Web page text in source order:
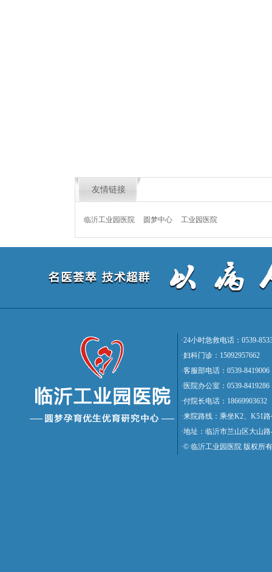
友情链接
临沂工业园医院 圆梦中心 工业园医院
·24小时急救电话：0539-
·妇科门诊：15092957662
·客服部电话：0539-8419006
·医院办公室：0539-8419286
·付院长电话：18669903632
·来院路线：乘坐K2、K51
·地址：临沂市兰山区大山
·© 临沂工业园医院 版权所